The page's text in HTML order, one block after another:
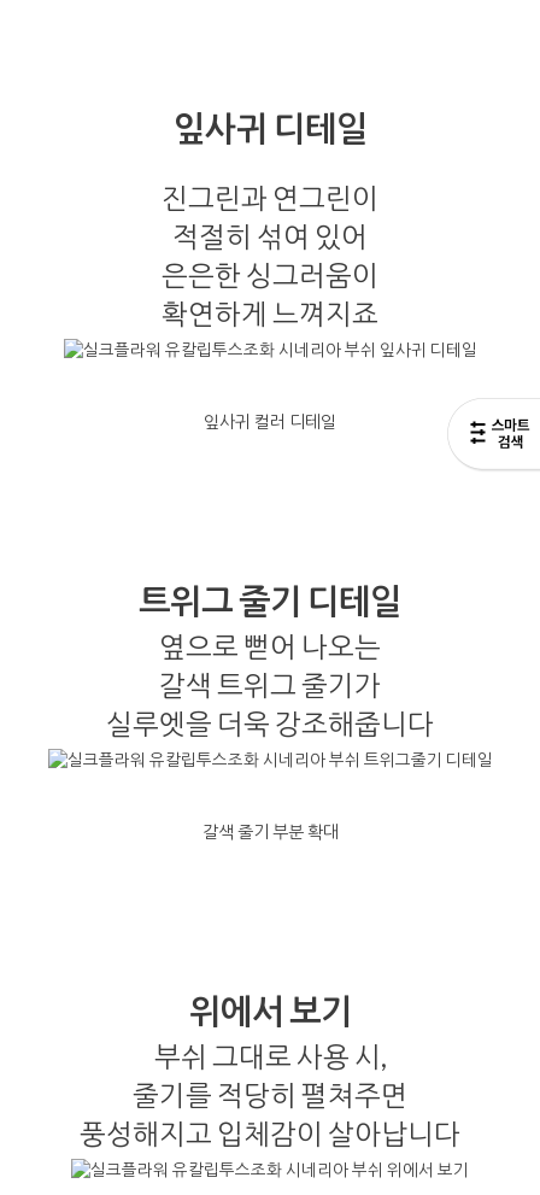
잎사귀 디테일
진그린과 연그린이
적절히 섞여 있어
은은한 싱그러움이
확연하게 느껴지죠
잎사귀 컬러 디테일
트위그 줄기 디테일
옆으로 뻗어 나오는
갈색 트위그 줄기가
실루엣을 더욱 강조해줍니다
갈색 줄기 부분 확대
위에서 보기
부쉬 그대로 사용 시,
줄기를 적당히 펼쳐주면
풍성해지고 입체감이 살아납니다